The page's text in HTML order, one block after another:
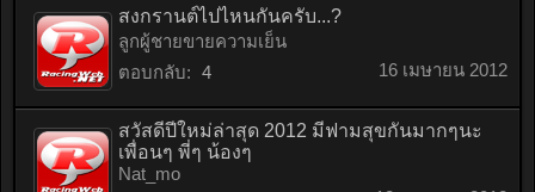
สงกรานต์ไปไหนกันครับ...?
ลูกผู้ชายขายความเย็น
ตอบกลับ: 4 16 เมษายน 2012
สวัสดีปีใหม่ล่าสุด 2012 มีฟามสุขกันมากๆนะ
เพื่อนๆ พี่ๆ น้องๆ
Nat_mo